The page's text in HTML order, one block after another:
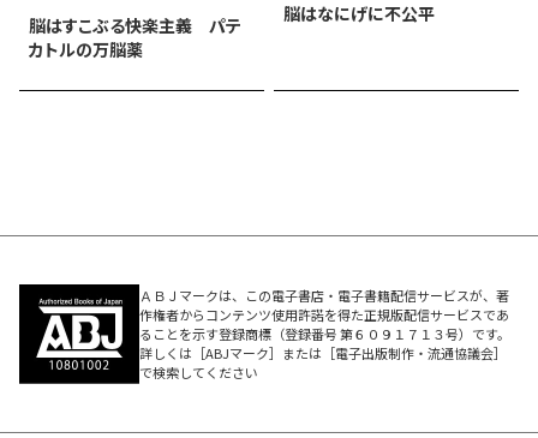
脳はすこぶる快楽主義 パテ
カトルの万脳薬
脳はなにげに不公平
ＡＢＪマークは、この電子書店・電子書籍配信サービスが、著
作権者からコンテンツ使用許諾を得た正規版配信サービスであ
ることを示す登録商標（登録番号 第６０９１７１３号）です。
詳しくは［ABJマーク］または［電子出版制作・流通協議会］
で検索してください